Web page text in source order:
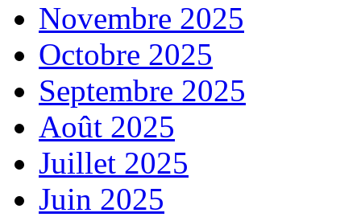
Novembre 2025
Octobre 2025
Septembre 2025
Août 2025
Juillet 2025
Juin 2025